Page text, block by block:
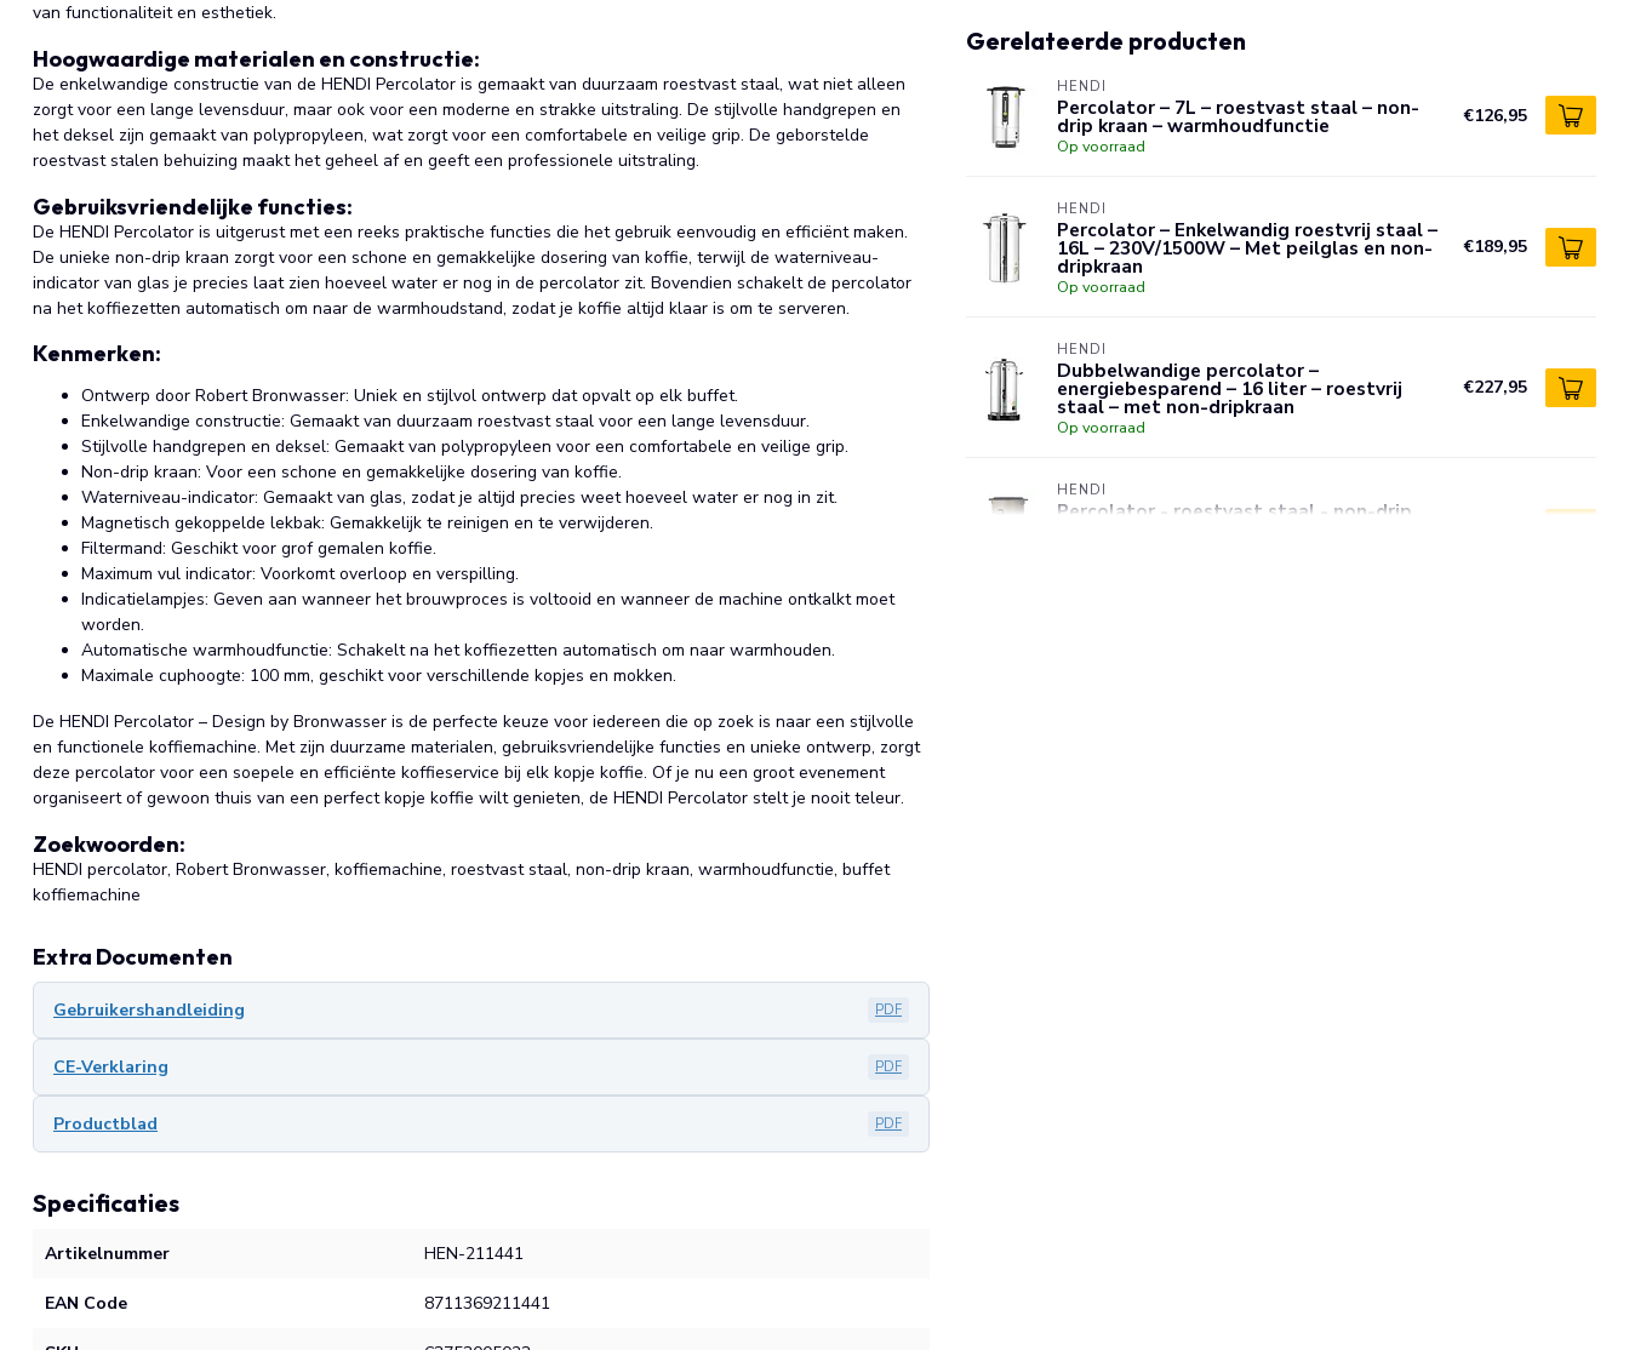
van functionaliteit en esthetiek.
Hoogwaardige materialen en constructie:
De enkelwandige constructie van de HENDI Percolator is gemaakt van duurzaam roestvast staal, wat niet alleen
zorgt voor een lange levensduur, maar ook voor een moderne en strakke uitstraling. De stijlvolle handgrepen en
het deksel zijn gemaakt van polypropyleen, wat zorgt voor een comfortabele en veilige grip. De geborstelde
roestvast stalen behuizing maakt het geheel af en geeft een professionele uitstraling.
Gebruiksvriendelijke functies:
De HENDI Percolator is uitgerust met een reeks praktische functies die het gebruik eenvoudig en efficiënt maken.
De unieke non-drip kraan zorgt voor een schone en gemakkelijke dosering van koffie, terwijl de waterniveau-
indicator van glas je precies laat zien hoeveel water er nog in de percolator zit. Bovendien schakelt de percolator
na het koffiezetten automatisch om naar de warmhoudstand, zodat je koffie altijd klaar is om te serveren.
Kenmerken:
Ontwerp door Robert Bronwasser: Uniek en stijlvol ontwerp dat opvalt op elk buffet.
Enkelwandige constructie: Gemaakt van duurzaam roestvast staal voor een lange levensduur.
Stijlvolle handgrepen en deksel: Gemaakt van polypropyleen voor een comfortabele en veilige grip.
Non-drip kraan: Voor een schone en gemakkelijke dosering van koffie.
Waterniveau-indicator: Gemaakt van glas, zodat je altijd precies weet hoeveel water er nog in zit.
Magnetisch gekoppelde lekbak: Gemakkelijk te reinigen en te verwijderen.
Filtermand: Geschikt voor grof gemalen koffie.
Maximum vul indicator: Voorkomt overloop en verspilling.
Indicatielampjes: Geven aan wanneer het brouwproces is voltooid en wanneer de machine ontkalkt moet
worden.
Automatische warmhoudfunctie: Schakelt na het koffiezetten automatisch om naar warmhouden.
Maximale cuphoogte: 100 mm, geschikt voor verschillende kopjes en mokken.
De HENDI Percolator – Design by Bronwasser is de perfecte keuze voor iedereen die op zoek is naar een stijlvolle
en functionele koffiemachine. Met zijn duurzame materialen, gebruiksvriendelijke functies en unieke ontwerp, zorgt
deze percolator voor een soepele en efficiënte koffieservice bij elk kopje koffie. Of je nu een groot evenement
organiseert of gewoon thuis van een perfect kopje koffie wilt genieten, de HENDI Percolator stelt je nooit teleur.
Zoekwoorden:
HENDI percolator, Robert Bronwasser, koffiemachine, roestvast staal, non-drip kraan, warmhoudfunctie, buffet
koffiemachine
Extra Documenten
Gebruikershandleiding PDF
CE-Verklaring PDF
Productblad PDF
Specificaties
Artikelnummer HEN-211441
EAN Code 8711369211441
Gerelateerde producten
HENDI
Percolator – 7L – roestvast staal – non-
drip kraan – warmhoudfunctie
Op voorraad
€126,95
HENDI
Percolator – Enkelwandig roestvrij staal –
16L – 230V/1500W – Met peilglas en non-
dripkraan
Op voorraad
€189,95
HENDI
Dubbelwandige percolator –
energiebesparend – 16 liter – roestvrij
staal – met non-dripkraan
Op voorraad
€227,95
HENDI
Percolator - roestvast staal - non-drip